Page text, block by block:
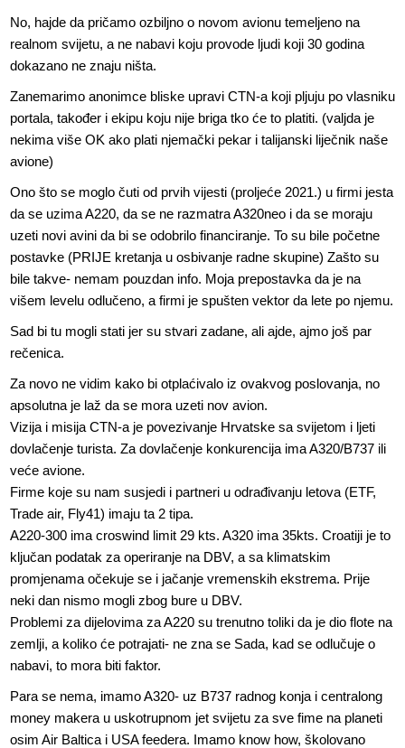
No, hajde da pričamo ozbiljno o novom avionu temeljeno na
realnom svijetu, a ne nabavi koju provode ljudi koji 30 godina
dokazano ne znaju ništa.
Zanemarimo anonimce bliske upravi CTN-a koji pljuju po vlasniku
portala, također i ekipu koju nije briga tko će to platiti. (valjda je
nekima više OK ako plati njemački pekar i talijanski liječnik naše
avione)
Ono što se moglo čuti od prvih vijesti (proljeće 2021.) u firmi jesta
da se uzima A220, da se ne razmatra A320neo i da se moraju
uzeti novi avini da bi se odobrilo financiranje. To su bile početne
postavke (PRIJE kretanja u osbivanje radne skupine) Zašto su
bile takve- nemam pouzdan info. Moja prepostavka da je na
višem levelu odlučeno, a firmi je spušten vektor da lete po njemu.
Sad bi tu mogli stati jer su stvari zadane, ali ajde, ajmo još par
rečenica.
Za novo ne vidim kako bi otplaćivalo iz ovakvog poslovanja, no
apsolutna je laž da se mora uzeti nov avion.
Vizija i misija CTN-a je povezivanje Hrvatske sa svijetom i ljeti
dovlačenje turista. Za dovlačenje konkurencija ima A320/B737 ili
veće avione.
Firme koje su nam susjedi i partneri u odrađivanju letova (ETF,
Trade air, Fly41) imaju ta 2 tipa.
A220-300 ima croswind limit 29 kts. A320 ima 35kts. Croatiji je to
ključan podatak za operiranje na DBV, a sa klimatskim
promjenama očekuje se i jačanje vremenskih ekstrema. Prije
neki dan nismo mogli zbog bure u DBV.
Problemi za dijelovima za A220 su trenutno toliki da je dio flote na
zemlji, a koliko će potrajati- ne zna se Sada, kad se odlučuje o
nabavi, to mora biti faktor.
Para se nema, imamo A320- uz B737 radnog konja i centralong
money makera u uskotrupnom jet svijetu za sve fime na planeti
osim Air Baltica i USA feedera. Imamo know how, školovano